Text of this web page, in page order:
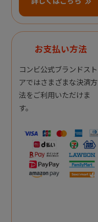
お支払い方法
コンビ公式ブランドスト
アではさまざまな決済方
法をご利用いただけま
す。